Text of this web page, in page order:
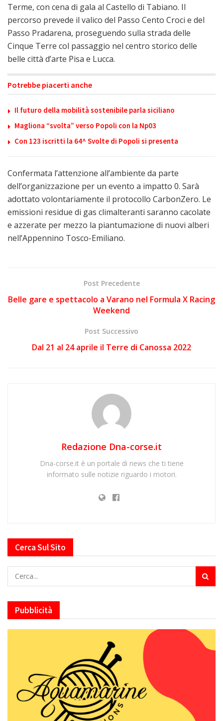
Terme, con cena di gala al Castello di Tabiano. Il
percorso prevede il valico del Passo Cento Croci e del
Passo Pradarena, proseguendo sulla strada delle
Cinque Terre col passaggio nel centro storico delle
belle città d’arte Pisa e Lucca.
Potrebbe piacerti anche
Il futuro della mobilità sostenibile parla siciliano
Magliona “svolta” verso Popoli con la Np03
Con 123 iscritti la 64^ Svolte di Popoli si presenta
Confermata l’attenzione all’ambiente da parte
dell’organizzazione per un evento a impatto 0. Sarà
adottato volontariamente il protocollo CarbonZero. Le
emissioni residue di gas climalteranti saranno cacolate
e azzerate per mezzo la piantumazione di nuovi alberi
nell’Appennino Tosco-Emiliano.
Post Precedente
Belle gare e spettacolo a Varano nel Formula X Racing
Weekend
Post Successivo
Dal 21 al 24 aprile il Terre di Canossa 2022
Redazione Dna-corse.it
Dna-corse.it è un portale di news che ti tiene
informato sulle notizie riguardo i motori.
Cerca Sul Sito
Pubblicità